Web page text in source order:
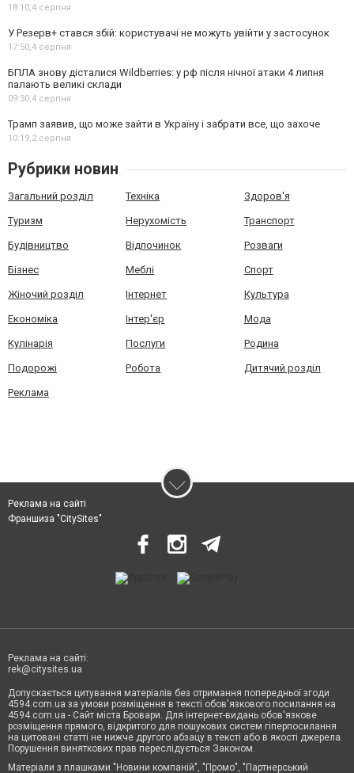
18:10,4 серпня
У Резерв+ стався збій: користувачі не можуть увійти у застосунок
17:50,4 серпня
БПЛА знову дісталися Wildberries: у рф після нічної атаки 4 липня
палають великі склади
09:30,4 серпня
Трамп заявив, що може зайти в Україну і забрати все, що захоче
10:19,2 серпня
Рубрики новин
Загальний розділ Техніка Здоров'я
Туризм Нерухомість Транспорт
Будівництво Відпочинок Розваги
Бізнес Меблі Спорт
Жіночий розділ Інтернет Культура
Економіка Інтер'єр Мода
Кулінарія Послуги Родина
Подорожі Робота Дитячий розділ
Реклама
Реклама на сайті
Франшиза "CitySites"
Реклама на сайті:
rek@citysites.ua
Допускається цитування матеріалів без отримання попередньої згоди
4594.com.ua за умови розміщення в тексті обов'язкового посилання на
4594.com.ua - Сайт міста Бровари. Для інтернет-видань обов'язкове
розміщення прямого, відкритого для пошукових систем гіперпосилання
на цитовані статті не нижче другого абзацу в тексті або в якості джерела.
Порушення виняткових прав переслідується Законом.
Матеріали з плашками "Новини компаній", "Промо", "Партнерський